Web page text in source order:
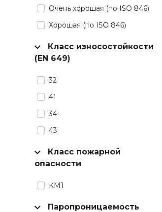
Очень хорошая (по ISO 846)
Хорошая (по ISO 846)
Класс износостойкости
(EN 649)
32
41
34
43
Класс пожарной
опасности
КМ1
Паропроницаемость